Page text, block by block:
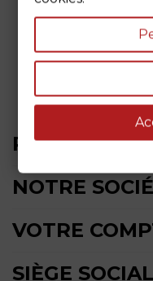
PRODUITS
NOTRE
VOTRE
SIÈGE SOCIAL